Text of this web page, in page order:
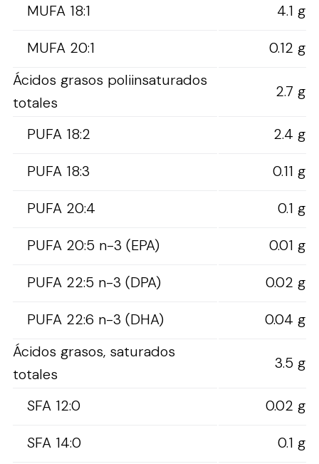
MUFA 18:1
4.1 g
MUFA 20:1
0.12 g
Ácidos grasos poliinsaturados
totales
2.7 g
PUFA 18:2
2.4 g
PUFA 18:3
0.11 g
PUFA 20:4
0.1 g
PUFA 20:5 n-3 (EPA)
0.01 g
PUFA 22:5 n-3 (DPA)
0.02 g
PUFA 22:6 n-3 (DHA)
0.04 g
Ácidos grasos, saturados
totales
3.5 g
SFA 12:0
0.02 g
SFA 14:0
0.1 g